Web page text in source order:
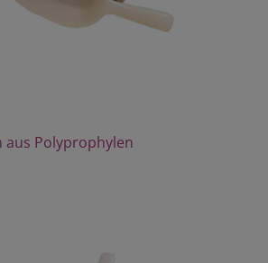
aus Polyprophylen